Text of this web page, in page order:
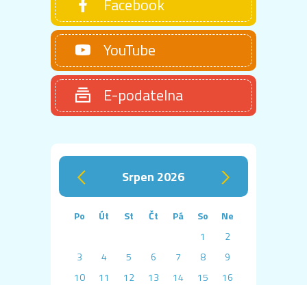
YouTube
E-podatelna
‹ srpen 2026 ›
Po Út St Čt Pá So
Ne
1
2
3
4 5 6 7 8
9
10
11 12 13 14 15
16